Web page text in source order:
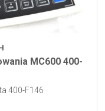
MC600 400-
400-F146